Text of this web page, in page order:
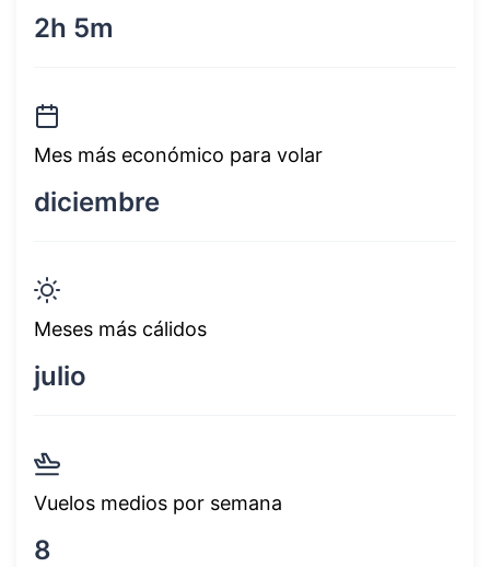
2h 5m
Mes más económico para volar
diciembre
Meses más cálidos
julio
Vuelos medios por semana
8